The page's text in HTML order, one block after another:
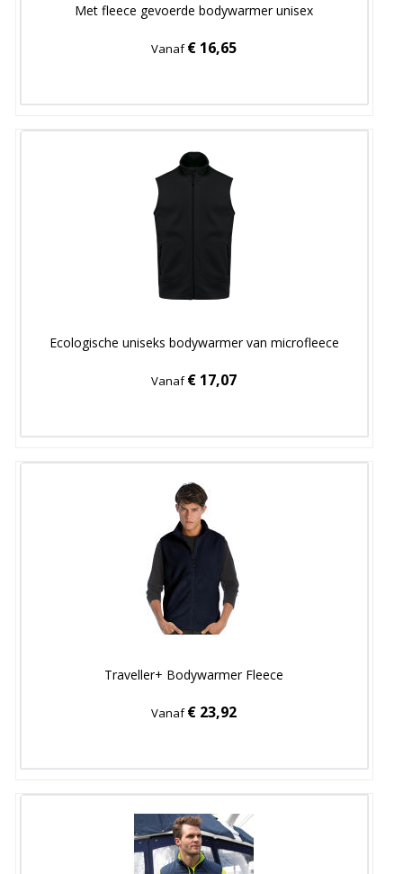
Met fleece gevoerde bodywarmer unisex
Vanaf€ 16,65
Ecologische uniseks bodywarmer van microfleece
Vanaf€ 17,07
Traveller+ Bodywarmer Fleece
Vanaf€ 23,92